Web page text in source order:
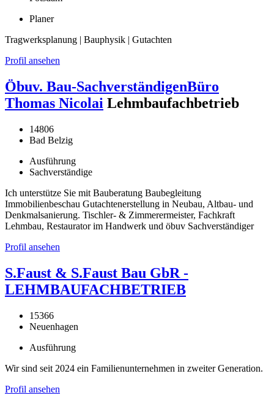
Planer
Tragwerksplanung | Bauphysik | Gutachten
Profil ansehen
Öbuv. Bau-SachverständigenBüro
Thomas Nicolai Lehmbaufachbetrieb
14806
Bad Belzig
Ausführung
Sachverständige
Ich unterstütze Sie mit Bauberatung Baubegleitung
Immobilienbeschau Gutachtenerstellung in Neubau, Altbau- und
Denkmalsanierung. Tischler- & Zimmerermeister, Fachkraft
Lehmbau, Restaurator im Handwerk und öbuv Sachverständiger
Profil ansehen
S.Faust & S.Faust Bau GbR -
LEHMBAUFACHBETRIEB
15366
Neuenhagen
Ausführung
Wir sind seit 2024 ein Familienunternehmen in zweiter Generation.
Profil ansehen